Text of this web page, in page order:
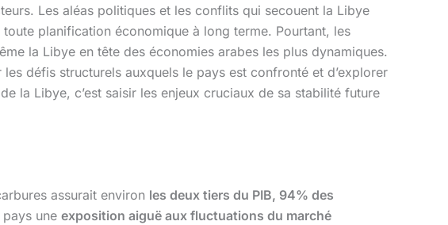
Les aléas politiques et les conflits qui secouent la Libye
planification économique à long terme. Pourtant, les
la Libye en tête des économies arabes les plus dynamiques.
défis structurels auxquels le pays est confronté et d’explorer
de la Libye, c’est saisir les enjeux cruciaux de sa stabilité future
assurait environ les deux tiers du PIB, 94% des
une exposition aiguë aux fluctuations du marché